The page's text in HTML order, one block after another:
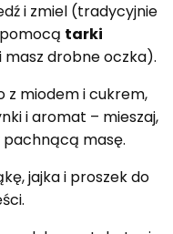
i zmiel (tradycyjnie
tarki
masz drobne oczka).
z miodem i cukrem,
i aromat – mieszaj,
pachnącą masę.
jajka i proszek do